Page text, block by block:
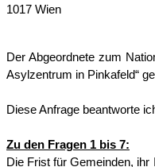
1017 Wien
Der Abgeordnete zum
Asylzentrum in Pinkafeld“
Diese Anfrage beantworte
Zu den Fragen 1 bis 7:
Die Frist für Gemeinden,